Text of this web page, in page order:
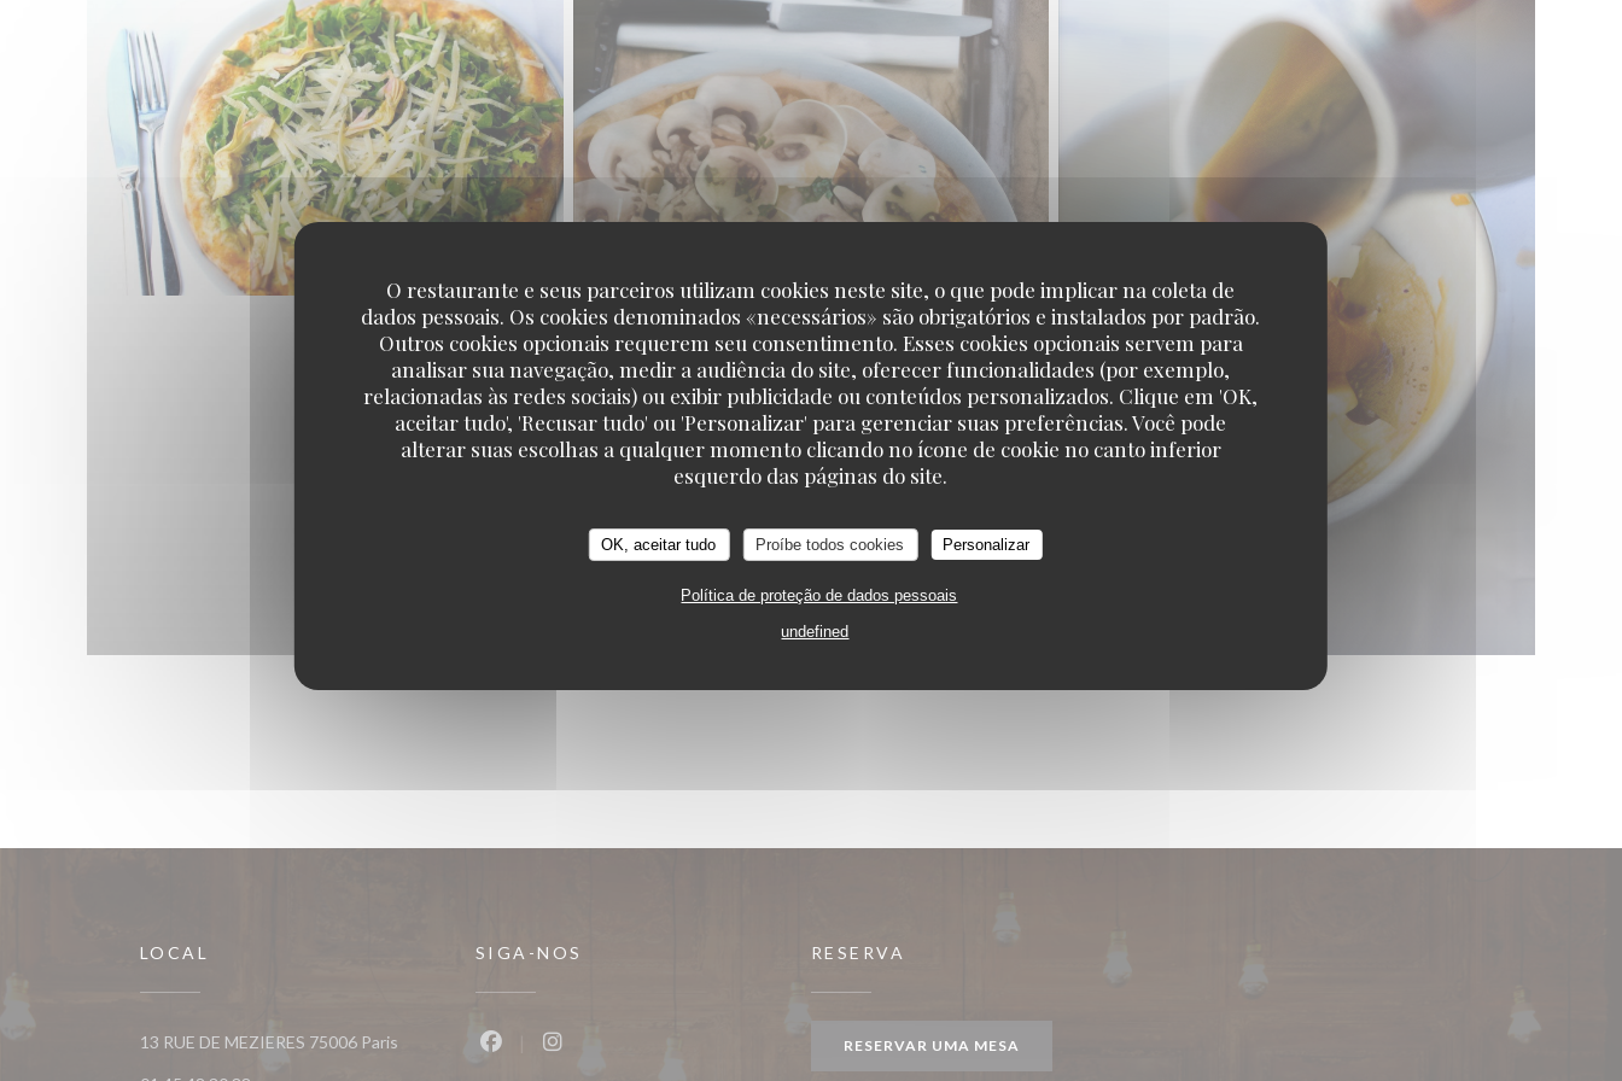
O restaurante e seus parceiros utilizam cookies neste site, o que pode implicar na coleta de
dados pessoais. Os cookies denominados «necessários» são obrigatórios e instalados por padrão.
Outros cookies opcionais requerem seu consentimento. Esses cookies opcionais servem para
analisar sua navegação, medir a audiência do site, oferecer funcionalidades (por exemplo,
relacionadas às redes sociais) ou exibir publicidade ou conteúdos personalizados. Clique em 'OK,
aceitar tudo', 'Recusar tudo' ou 'Personalizar' para gerenciar suas preferências. Você pode
alterar suas escolhas a qualquer momento clicando no ícone de cookie no canto inferior
esquerdo das páginas do site.
OK, aceitar tudo Proíbe todos cookies Personalizar
Política de proteção de dados pessoais
undefined
LOCAL
13 RUE DE MEZIERES 75006 Paris((abre numa nova janela))
SIGA-NOS RESERVA
RESERVAR UMA MESA